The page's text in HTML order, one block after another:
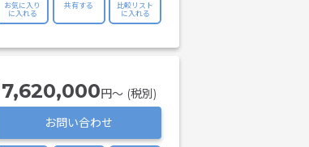
お気に入り
に入れる
共有する
比較リスト
に入れる
7,620,000円〜 (税別)
お問い合わせ